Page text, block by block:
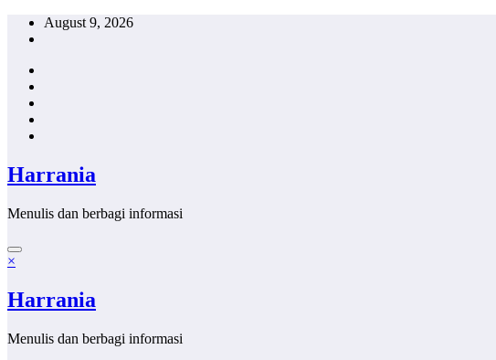
Skip
August 9, 2026
Harrania
Menulis dan berbagi informasi
×
Harrania
Menulis dan berbagi informasi